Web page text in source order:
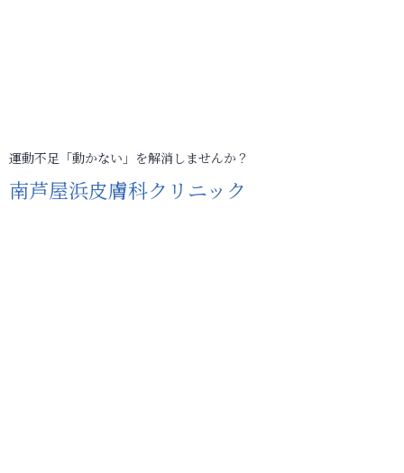
運動不足「動かない」を解消しませんか？
南芦屋浜皮膚科クリニック